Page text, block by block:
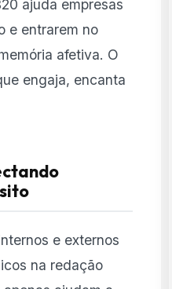
ajuda empresas
e entrarem no
afetiva. O
engaja, encanta
e externos
na redação